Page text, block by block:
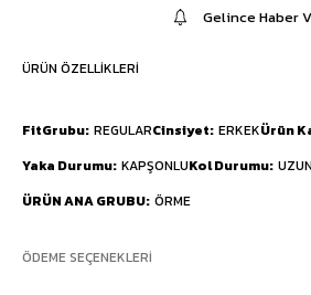
Gelince Haber
ÜRÜN ÖZELLIKLERI
FitGrubu REGULARCinsiyet ERKEKÜrün
Yaka Durumu KAPŞONLUKol Durumu
ÜRÜN ANA GRUBU ÖRME
ÖDEME SEÇENEKLERI